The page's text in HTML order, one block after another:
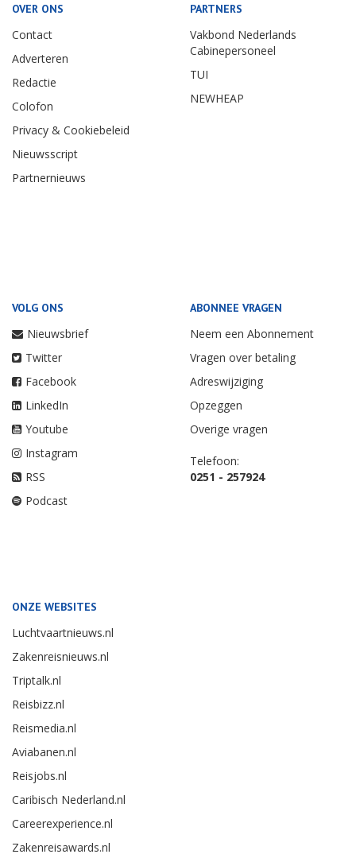
OVER ONS
Contact
Adverteren
Redactie
Colofon
Privacy & Cookiebeleid
Nieuwsscript
Partnernieuws
PARTNERS
Vakbond Nederlands
Cabinepersoneel
TUI
NEWHEAP
VOLG ONS
Nieuwsbrief
Twitter
Facebook
LinkedIn
Youtube
Instagram
RSS
Podcast
ABONNEE VRAGEN
Neem een Abonnement
Vragen over betaling
Adreswijziging
Opzeggen
Overige vragen
Telefoon:
0251 - 257924
ONZE WEBSITES
Luchtvaartnieuws.nl
Zakenreisnieuws.nl
Triptalk.nl
Reisbizz.nl
Reismedia.nl
Aviabanen.nl
Reisjobs.nl
Caribisch Nederland.nl
Careerexperience.nl
Zakenreisawards.nl